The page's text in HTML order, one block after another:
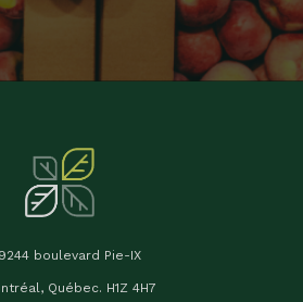
9244 boulevard Pie-IX
Québec. H1Z 4H7